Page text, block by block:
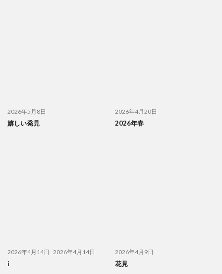
2026年5月8日
嬉しい発見
2026年4月20日
2026年春
2026年4月14日 2026年4月14日
i
2026年4月9日
花見